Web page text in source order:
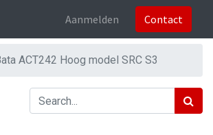
Aanmelden Contact
ACT242 Hoog model SRC S3